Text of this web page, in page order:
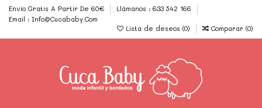
Envío Gratis A Partir De 60€
Llámanos : 633 542 166
Email : Info@Cucababy.Com
Lista de deseos (0) Comparar (0)